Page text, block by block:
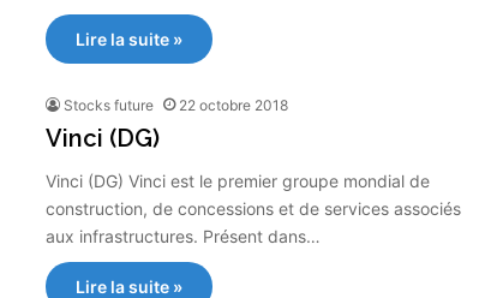
Lire la suite »
Stocks future 22 octobre 2018
Vinci (DG)
Vinci (DG) Vinci est le premier groupe mondial de
construction, de concessions et de services associés
aux infrastructures. Présent dans…
Lire la suite »